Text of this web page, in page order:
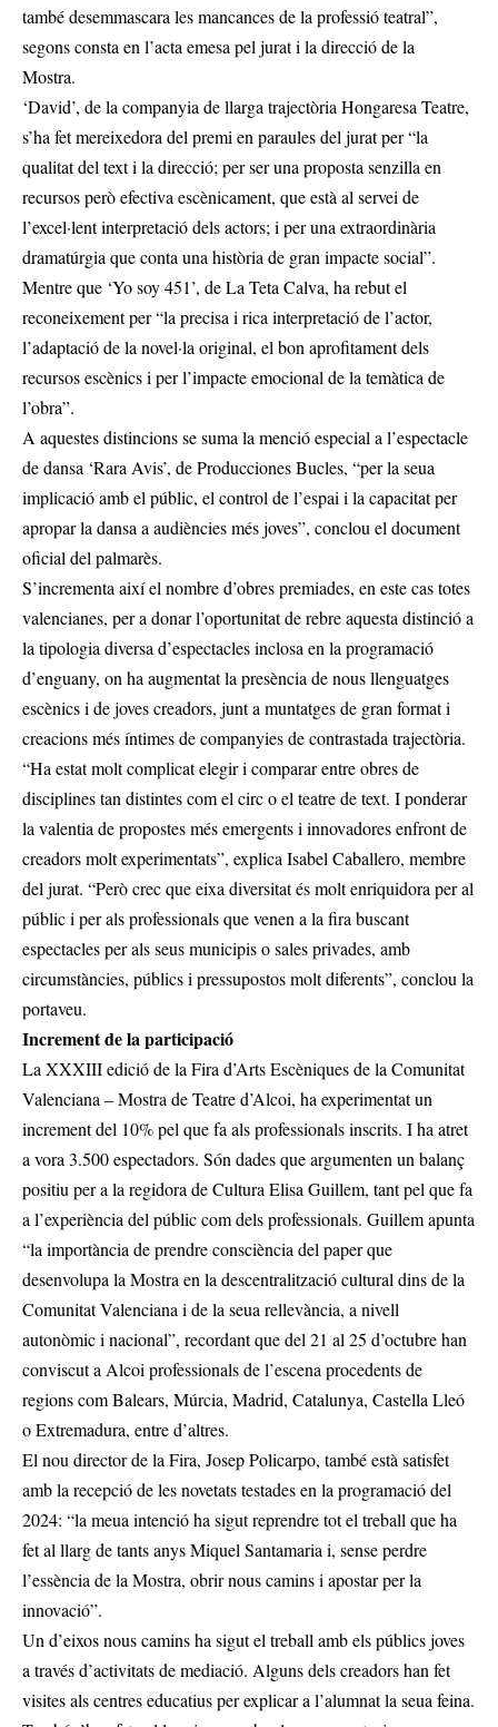
també desemmascara les mancances de la professió teatral”,
segons consta en l’acta emesa pel jurat i la direcció de la
Mostra.
‘David’, de la companyia de llarga trajectòria Hongaresa Teatre,
s’ha fet mereixedora del premi en paraules del jurat per “la
qualitat del text i la direcció; per ser una proposta senzilla en
recursos però efectiva escènicament, que està al servei de
l’excel·lent interpretació dels actors; i per una extraordinària
dramatúrgia que conta una història de gran impacte social”.
Mentre que ‘Yo soy 451’, de La Teta Calva, ha rebut el
reconeixement per “la precisa i rica interpretació de l’actor,
l’adaptació de la novel·la original, el bon aprofitament dels
recursos escènics i per l’impacte emocional de la temàtica de
l’obra”.
A aquestes distincions se suma la menció especial a l’espectacle
de dansa ‘Rara Avis’, de Producciones Bucles, “per la seua
implicació amb el públic, el control de l’espai i la capacitat per
apropar la dansa a audiències més joves”, conclou el document
oficial del palmarès.
S’incrementa així el nombre d’obres premiades, en este cas totes
valencianes, per a donar l’oportunitat de rebre aquesta distinció a
la tipologia diversa d’espectacles inclosa en la programació
d’enguany, on ha augmentat la presència de nous llenguatges
escènics i de joves creadors, junt a muntatges de gran format i
creacions més íntimes de companyies de contrastada trajectòria.
“Ha estat molt complicat elegir i comparar entre obres de
disciplines tan distintes com el circ o el teatre de text. I ponderar
la valentia de propostes més emergents i innovadores enfront de
creadors molt experimentats”, explica Isabel Caballero, membre
del jurat. “Però crec que eixa diversitat és molt enriquidora per al
públic i per als professionals que venen a la fira buscant
espectacles per als seus municipis o sales privades, amb
circumstàncies, públics i pressupostos molt diferents”, conclou la
portaveu.
Increment de la participació
La XXXIII edició de la Fira d’Arts Escèniques de la Comunitat
Valenciana – Mostra de Teatre d’Alcoi, ha experimentat un
increment del 10% pel que fa als professionals inscrits. I ha atret
a vora 3.500 espectadors. Són dades que argumenten un balanç
positiu per a la regidora de Cultura Elisa Guillem, tant pel que fa
a l’experiència del públic com dels professionals. Guillem apunta
“la importància de prendre consciència del paper que
desenvolupa la Mostra en la descentralització cultural dins de la
Comunitat Valenciana i de la seua rellevància, a nivell
autonòmic i nacional”, recordant que del 21 al 25 d’octubre han
conviscut a Alcoi professionals de l’escena procedents de
regions com Balears, Múrcia, Madrid, Catalunya, Castella Lleó
o Extremadura, entre d’altres.
El nou director de la Fira, Josep Policarpo, també està satisfet
amb la recepció de les novetats testades en la programació del
2024: “la meua intenció ha sigut reprendre tot el treball que ha
fet al llarg de tants anys Miquel Santamaria i, sense perdre
l’essència de la Mostra, obrir nous camins i apostar per la
innovació”.
Un d’eixos nous camins ha sigut el treball amb els públics joves
a través d’activitats de mediació. Alguns dels creadors han fet
visites als centres educatius per explicar a l’alumnat la seua feina.